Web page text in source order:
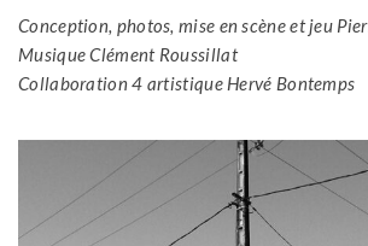
Conception, photos, mise en scène et jeu
Musique Clément Roussillat
Collaboration 4 artistique Hervé Bontemps